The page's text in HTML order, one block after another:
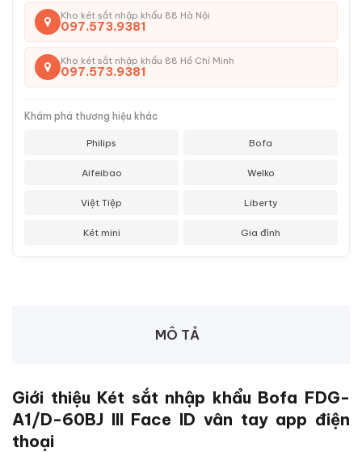
Kho két sắt nhập khẩu 88 Hà Nội
097.573.9381
Kho két sắt nhập khẩu 88 Hồ Chí Minh
097.573.9381
Khám phá thương hiệu khác
Philips Bofa
Aifeibao Welko
Việt Tiệp Liberty
Két mini Gia đình
MÔ TẢ
Giới thiệu Két sắt nhập khẩu Bofa FDG-
A1/D-60BJ III Face ID vân tay app điện
thoại